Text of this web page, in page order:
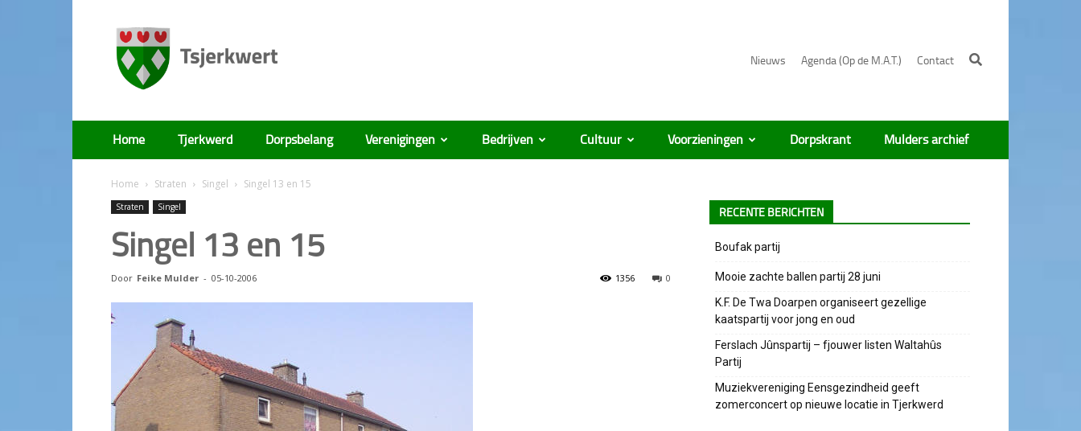
Nieuws Agenda (Op de M.A.T.) Contact
Tsjerkwert
Home Tjerkwerd Dorpsbelang Verenigingen Bedrijven Cultuur Voorzieningen Dorpskrant Mulders archief
Home Straten Singel Singel 13 en 15
Straten Singel
Singel 13 en 15
Door Feike Mulder - 05-10-2006 0
1356
RECENTE BERICHTEN
Boufak partij
Mooie zachte ballen partij 28 juni
K.F. De Twa Doarpen organiseert gezellige
kaatspartij voor jong en oud
Ferslach Jûnspartij – fjouwer listen Waltahûs
Partij
Muziekvereniging Eensgezindheid geeft
zomerconcert op nieuwe locatie in Tjerkwerd